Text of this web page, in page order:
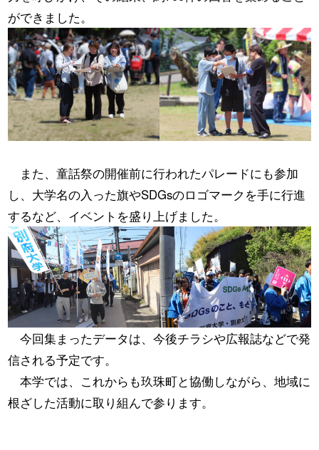
ができました。
また、童話祭の開催前に行われたパレードにも参加
し、大学名の入った旗やSDGsのロゴマークを手に行進
するなど、イベントを盛り上げました。
今回集まったデータは、今後チラシや広報誌などで発
信される予定です。
本学では、これからも玖珠町と協働しながら、地域に
根ざした活動に取り組んで参ります。